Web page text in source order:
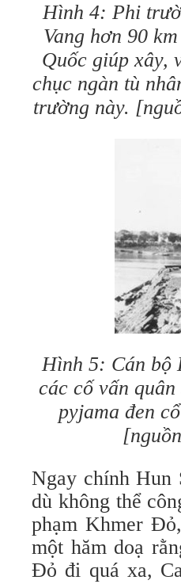
Hình 4: Phi
Vang hơn 90
Quốc giúp xây,
chục ngàn tù
trường này.
Hình 5: Cán bộ
các cố vấn
pyjama đen
Ngay chính Hun
dù không thể
phạm Khmer
một hăm doạ
Đỏ đi quá xa,